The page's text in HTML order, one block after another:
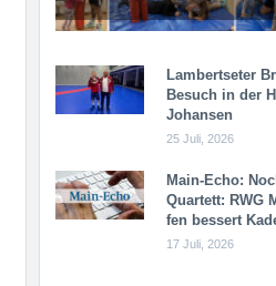
Lambertseter
Besuch in der
Johansen
25 Juli, 2026
Main-Echo:
Quar­tett: RWG
fen bessert
17 Juli, 2026